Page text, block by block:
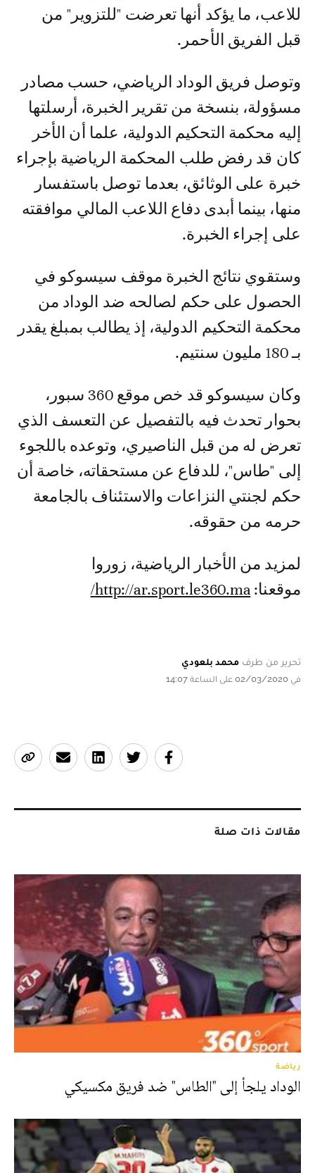
للاعب، ما يؤكد أنها تعرضت "للتزوير" من
قبل الفريق الأحمر.
وتوصل فريق الوداد الرياضي، حسب مصادر
مسؤولة، بنسخة من تقرير الخبرة، أرسلتها
إليه محكمة التحكيم الدولية، علما أن الأخر
كان قد رفض طلب المحكمة الرياضية بإجراء
خبرة على الوثائق، بعدما توصل باستفسار
منها، بينما أبدى دفاع اللاعب المالي موافقته
على إجراء الخبرة.
وستقوي نتائج الخبرة موقف سيسوكو في
الحصول على حكم لصالحه ضد الوداد من
محكمة التحكيم الدولية، إذ يطالب بمبلغ يقدر
بـ 180 مليون سنتيم.
وكان سيسوكو قد خص موقع 360 سبور،
بحوار تحدث فيه بالتفصيل عن التعسف الذي
تعرض له من قبل الناصيري، وتوعده باللجوء
إلى "طاس"، للدفاع عن مستحقاته، خاصة أن
حكم لجنتي النزاعات والاستئناف بالجامعة
حرمه من حقوقه.
لمزيد من الأخبار الرياضية، زوروا
موقعنا: http://ar.sport.le360.ma/
تحرير من طرف محمد بلعودي
في 02/03/2020 على الساعة 14:07
مقالات ذات صلة
رياضة
الوداد يلجأ إلى "الطاس" ضد فريق مكسيكي